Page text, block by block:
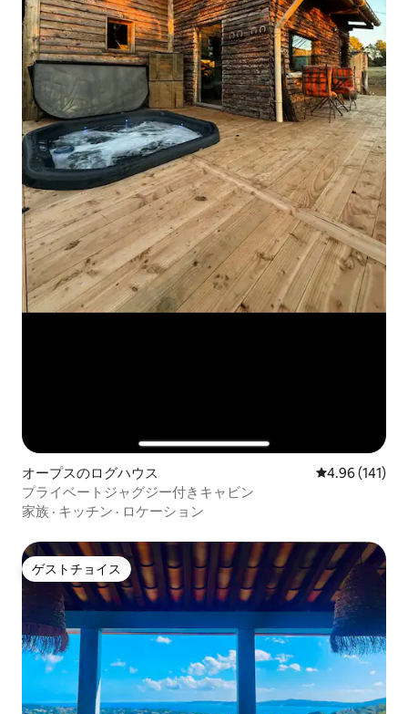
オープスのログハウス レビュー141
4.96 (141)
プライベートジャグジー付きキャビン
家族 · キッチン · ロケーション
ゲストチョイス
ゲストチョイス